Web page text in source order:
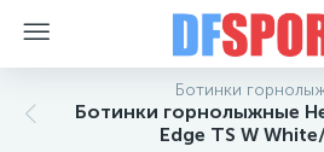
Ботинки
Ботинки горнолыжные
Edge TS W